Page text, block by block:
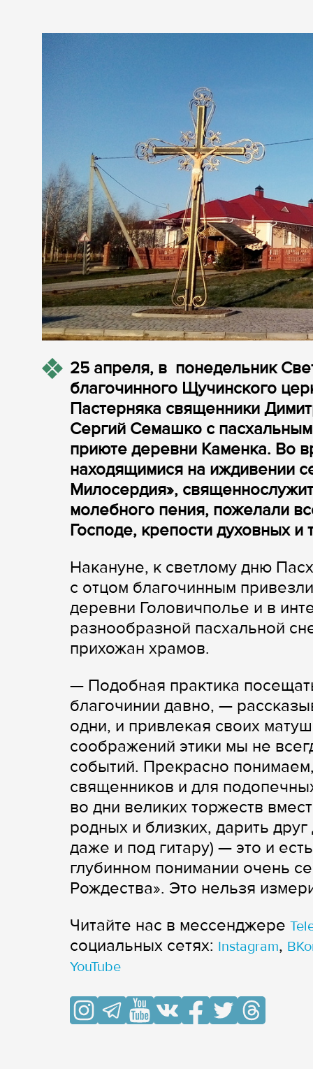
25 апреля, в понедельник
благочинного Щучинского
Пастерняка священники
Сергий Семашко с
приюте деревни Каменка. Во
находящимися на иждивении
Милосердия»,
молебного пения, пожелали
Господе, крепости духовных и
Накануне, к светлому дню
с отцом благочинным
деревни Головичполье и в
разнообразной пасхальной
прихожан храмов.
— Подобная практика
благочинии давно, —
одни, и привлекая своих
соображений этики мы не
событий. Прекрасно
священников и для
во дни великих торжеств
родных и близких, дарить
даже и под гитару) — это и
глубинном понимании очень
Рождества». Это нельзя
Читайте нас в мессенджере
cоциальных сетях: Instagram,
YouTube